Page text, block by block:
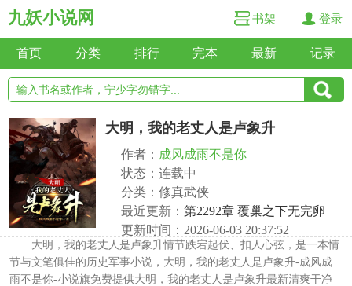
九妖小说网 书架 登录
首页 分类 排行 完本 最新 记录
大明，我的老丈人是卢象升
作者： 成风成雨不是你
状态：连载中
分类：修真武侠
最近更新： 第2292章 覆巢之下无完卵
更新时间：2026-06-03 20:37:52
大明，我的老丈人是卢象升情节跌宕起伏、扣人心弦，是一本情
节与文笔俱佳的历史军事小说，大明，我的老丈人是卢象升-成风成
雨不是你-小说旗免费提供大明，我的老丈人是卢象升最新清爽干净